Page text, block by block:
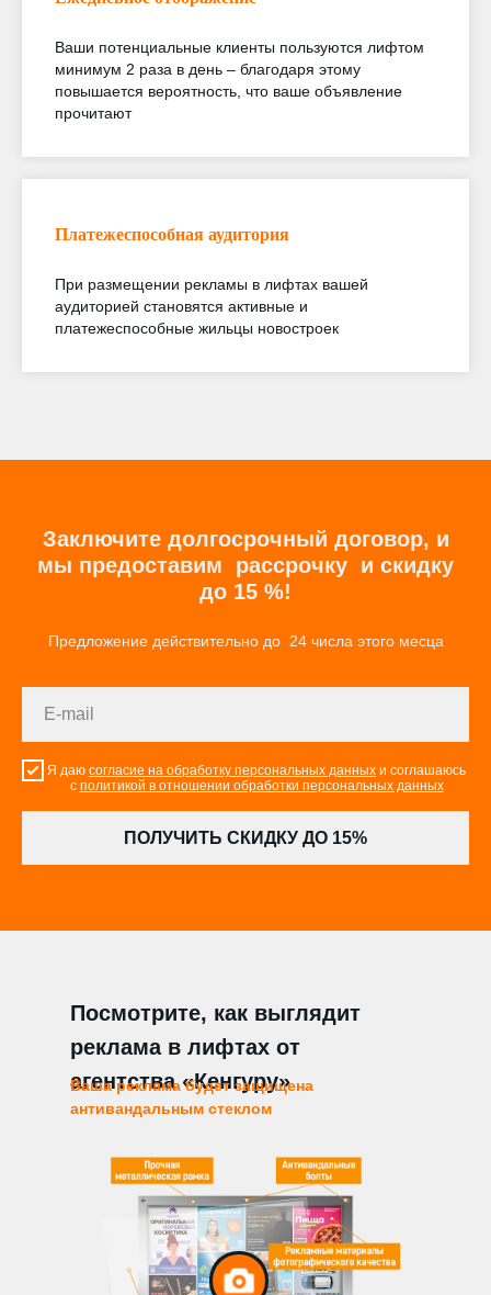
Ваши потенциальные клиенты пользуются лифтом
минимум 2 раза в день – благодаря этому
повышается вероятность, что ваше объявление
прочитают
Платежеспособная аудитория
При размещении рекламы в лифтах вашей
аудиторией становятся активные и
платежеспособные жильцы новостроек
Заключите долгосрочный договор, и
мы предоставим рассрочку и скидку
до 15 %!
Предложение действительно до 24 числа этого месца
Я даю согласие на обработку персональных данных и соглашаюсь
с политикой в отношении обработки персональных данных
ПОЛУЧИТЬ СКИДКУ ДО 15%
Посмотрите, как выглядит
реклама в лифтах от
агентства «Кенгуру»
Ваша реклама будет защищена
антивандальным стеклом